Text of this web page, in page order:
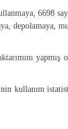
6698
depolamaya,
yapmış
kullanım